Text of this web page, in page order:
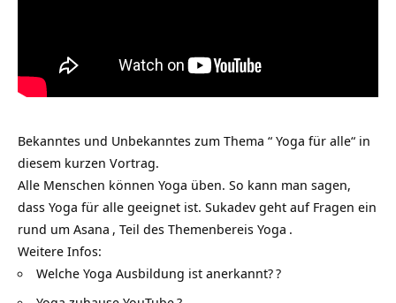
Bekanntes und Unbekanntes zum Thema “ Yoga für alle“ in
diesem kurzen Vortrag.
Alle Menschen können Yoga üben. So kann man sagen,
dass Yoga für alle geeignet ist. Sukadev geht auf Fragen ein
rund um Asana , Teil des Themenbereis Yoga .
Weitere Infos:
Welche Yoga Ausbildung ist anerkannt??